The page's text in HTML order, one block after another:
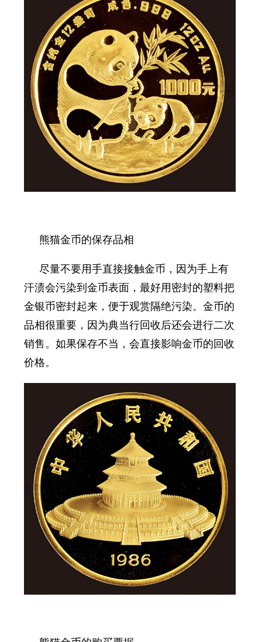
熊猫金币的保存品相
尽量不要用手直接接触金币，因为手上有
汗渍会污染到金币表面，最好用密封的塑料把
金银币密封起来，便于观赏隔绝污染。金币的
品相很重要，因为典当行回收后还会进行二次
销售。如果保存不当，会直接影响金币的回收
价格。